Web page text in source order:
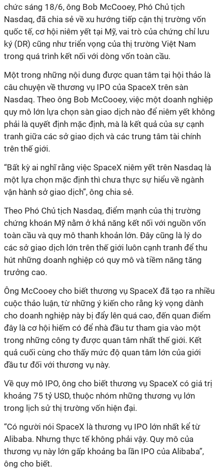
chức sáng 18/6, ông Bob McCooey, Phó Chủ tịch
Nasdaq, đã chia sẻ về xu hướng tiếp cận thị trường vốn
quốc tế, cơ hội niêm yết tại Mỹ, vai trò của chứng chỉ lưu
ký (DR) cũng như triển vọng của thị trường Việt Nam
trong quá trình kết nối với dòng vốn toàn cầu.
Một trong những nội dung được quan tâm tại hội thảo là
câu chuyện về thương vụ IPO của SpaceX trên sàn
Nasdaq. Theo ông Bob McCooey, việc một doanh nghiệp
quy mô lớn lựa chọn sàn giao dịch nào để niêm yết không
phải là quyết định mặc định, mà là kết quả của sự cạnh
tranh giữa các sở giao dịch và các trung tâm tài chính
trên thế giới.
“Bất kỳ ai nghĩ rằng việc SpaceX niêm yết trên Nasdaq là
một lựa chọn mặc định thì chưa thực sự hiểu về ngành
vận hành sở giao dịch”, ông chia sẻ.
Theo Phó Chủ tịch Nasdaq, điểm mạnh của thị trường
chứng khoán Mỹ nằm ở khả năng kết nối với nguồn vốn
toàn cầu và quy mô thanh khoản lớn. Đây cũng là lý do
các sở giao dịch lớn trên thế giới luôn cạnh tranh để thu
hút những doanh nghiệp có quy mô và tiềm năng tăng
trưởng cao.
Ông McCooey cho biết thương vụ SpaceX đã tạo ra nhiều
cuộc thảo luận, từ những ý kiến cho rằng kỳ vọng dành
cho doanh nghiệp này bị đẩy lên quá cao, đến quan điểm
đây là cơ hội hiếm có để nhà đầu tư tham gia vào một
trong những công ty được quan tâm nhất thế giới. Kết
quả cuối cùng cho thấy mức độ quan tâm lớn của giới
đầu tư đối với thương vụ này.
Về quy mô IPO, ông cho biết thương vụ SpaceX có giá trị
khoảng 75 tỷ USD, thuộc nhóm những thương vụ lớn
trong lịch sử thị trường vốn hiện đại.
“Có người nói SpaceX là thương vụ IPO lớn nhất kể từ
Alibaba. Nhưng thực tế không phải vậy. Quy mô của
thương vụ này lớn gấp khoảng ba lần IPO của Alibaba”,
ông cho biết.